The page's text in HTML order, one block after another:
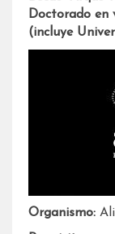
Doctorado en
(incluye
Organismo: